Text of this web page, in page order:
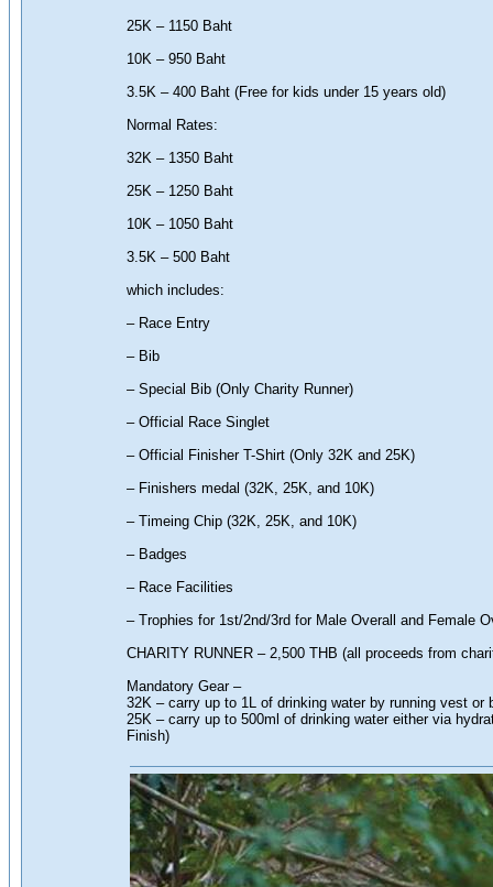
25K – 1150 Baht
10K – 950 Baht
3.5K – 400 Baht (Free for kids under 15 years old)
Normal Rates:
32K – 1350 Baht
25K – 1250 Baht
10K – 1050 Baht
3.5K – 500 Baht
which includes:
– Race Entry
– Bib
– Special Bib (Only Charity Runner)
– Official Race Singlet
– Official Finisher T-Shirt (Only 32K and 25K)
– Finishers medal (32K, 25K, and 10K)
– Timeing Chip (32K, 25K, and 10K)
– Badges
– Race Facilities
– Trophies for 1st/2nd/3rd for Male Overall and Female
CHARITY RUNNER – 2,500 THB (all proceeds from
Mandatory Gear –
32K – carry up to 1L of drinking water by running vest or
25K – carry up to 500ml of drinking water either via
Finish)